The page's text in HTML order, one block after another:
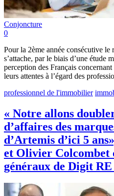
Conjoncture
0
Pour la 2ème année consécutive
s’attache, par le biais d’une étude
perception des Français
leurs attentes à l’égard des
professionnel de l'immobilier
« Notre allons
d’affaires des
d’Artemis d’ici 5
et Olivier Colcombet
généraux de Digit